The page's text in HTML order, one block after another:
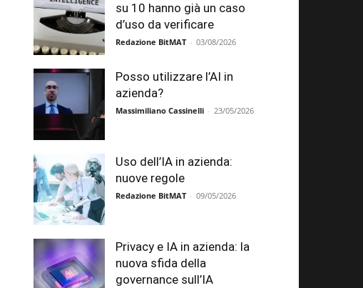
su 10 hanno già un caso
d’uso da verificare
Redazione BitMAT - 03/08/2026
Posso utilizzare l’AI in
azienda?
Massimiliano Cassinelli - 23/05/2026
Uso dell’IA in azienda:
nuove regole
Redazione BitMAT - 09/05/2026
Privacy e IA in azienda: la
nuova sfida della
governance sull’IA